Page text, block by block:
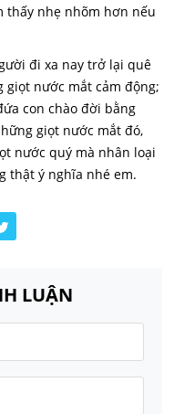
thấy nhẹ nhõm hơn nếu
đi xa nay trở lại quê
nước mắt cảm động;
con chào đời bằng
giọt nước mắt đó,
nước quý mà nhân loại
thật ý nghĩa nhé em.
LUẬN